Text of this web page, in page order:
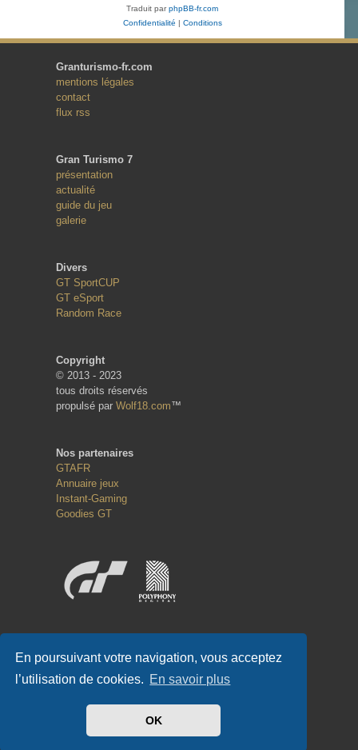
En poursuivant votre navigation, vous acceptez
l’utilisation de cookies. En savoir plus
OK
Traduit parphpBB-fr.com
Confidentialité
Conditions
Granturismo-fr.com
mentions légales
contact
flux rss
Gran Turismo 7
présentation
actualité
guide du jeu
galerie
Divers
GT SportCUP
GT eSport
Random Race
Copyright
© 2013 - 2023
tous droits réservés
propulsé par Wolf18.com™
Nos partenaires
GTAFR
Annuaire jeux
Instant-Gaming
Goodies GT
#GTFR